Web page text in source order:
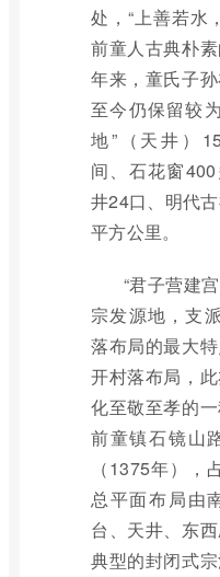
处，“上善若水
前童人古典朴
年来，童氏子
至今仍保留较
地”（天井）
间、石花窗
井24口、明代
平方公里。
“君子营建
宗发源地，支
落布局的最大
开村落布局，
化至敬至孝的
前童镇石镜山
（1375年），
总平面布局由
台、天井、东
典型的封闭式